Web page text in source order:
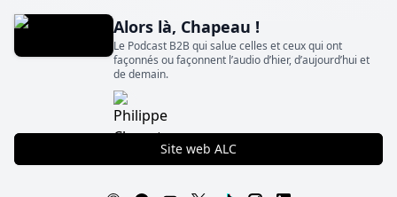
Alors là, Chapeau !
Le Podcast B2B qui salue celles et ceux qui ont
façonnés ou façonnent l’audio d’hier, d’aujourd’hui et
de demain.
Site web ALC